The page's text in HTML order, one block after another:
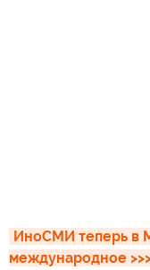
ИноСМИ теперь в
международное